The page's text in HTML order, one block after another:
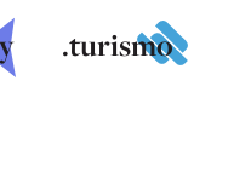
.turismo